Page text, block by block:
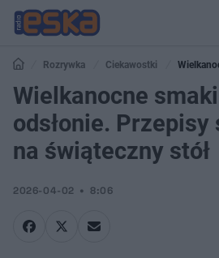
Rozrywka Ciekawostki
Przepisy szefa kuchni na świąteczny stół
Wielkanocne
odsłonie.
na świąteczny stół
2026-04-02 8:06